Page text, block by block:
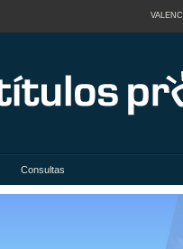
Consultas